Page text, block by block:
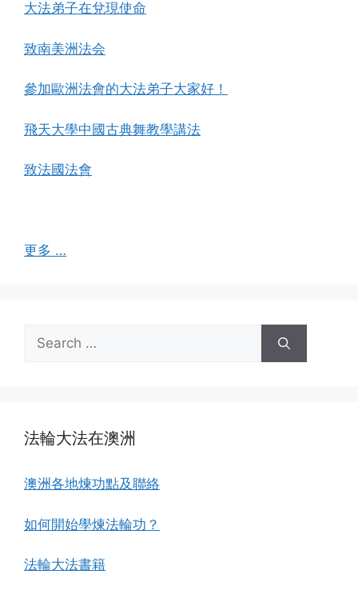
大法弟子在兌現使命
致南美洲法会
參加歐洲法會的大法弟子大家好！
飛天大學中國古典舞教學講法
致法國法會
更多 …
Search
for:
法輪大法在澳洲
澳洲各地煉功點及聯絡
如何開始學煉法輪功？
法輪大法書籍